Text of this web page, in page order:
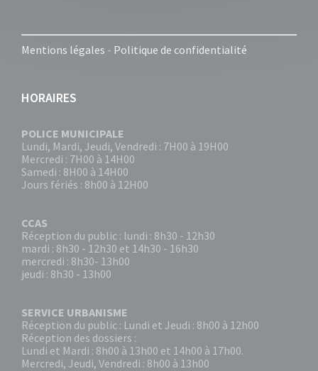
Mentions légales - Politique de confidentialité
HORAIRES
POLICE MUNICIPALE
Lundi, Mardi, Jeudi, Vendredi : 7H00 à 19H00
Mercredi : 7H00 à 14H00
Samedi : 8H00 à 14H00
Jours fériés : 8h00 à 12H00
CCAS
Réception du public : lundi : 8h30 - 12h30
mardi : 8h30 - 12h30 et 14h30 - 16h30
mercredi : 8h30- 13h00
jeudi : 8h30 - 13h00
SERVICE URBANISME
Réception du public : Lundi et Jeudi : 8h00 à 12h00
Réception des dossiers :
Lundi et Mardi : 8h00 à 13h00 et 14h00 à 17h00.
Mercredi, Jeudi, Vendredi : 8h00 à 13h00